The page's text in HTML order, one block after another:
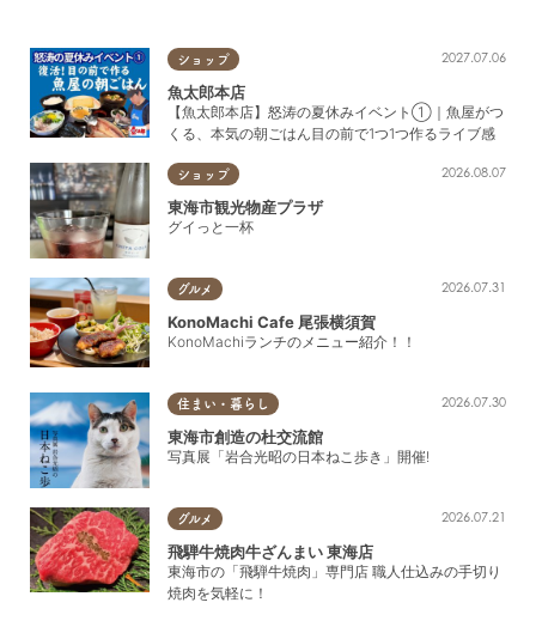
ショップ 2027.07.06
魚太郎本店
【魚太郎本店】怒涛の夏休みイベント①｜魚屋がつ
くる、本気の朝ごはん目の前で1つ1つ作るライブ感
ショップ 2026.08.07
東海市観光物産プラザ
グイっと一杯
グルメ 2026.07.31
KonoMachi Cafe 尾張横須賀
KonoMachiランチのメニュー紹介！！
住まい・暮らし 2026.07.30
東海市創造の杜交流館
写真展「岩合光昭の日本ねこ歩き」開催!
グルメ 2026.07.21
飛騨牛焼肉牛ざんまい 東海店
東海市の「飛騨牛焼肉」専門店 職人仕込みの手切り
焼肉を気軽に！